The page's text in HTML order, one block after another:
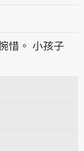
sńg
惜。 小孩子